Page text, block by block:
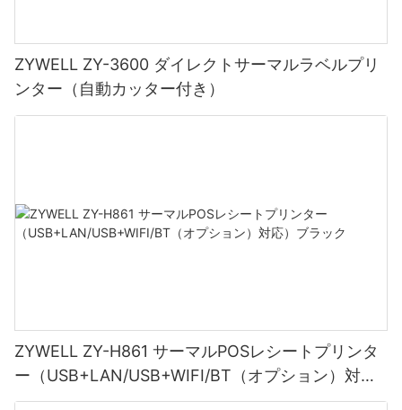
ZYWELL ZY-3600 ダイレクトサーマルラベルプリ
ンター（自動カッター付き）
ZYWELL ZY-H861 サーマルPOSレシートプリンタ
ー（USB+LAN/USB+WIFI/BT（オプション）対
応）ブラック